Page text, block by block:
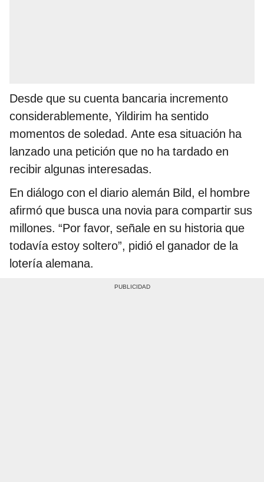
Desde que su cuenta bancaria incremento
considerablemente, Yildirim ha sentido
momentos de soledad. Ante esa situación ha
lanzado una petición que no ha tardado en
recibir algunas interesadas.
En diálogo con el diario alemán Bild, el hombre
afirmó que busca una novia para compartir sus
millones. “Por favor, señale en su historia que
todavía estoy soltero”, pidió el ganador de la
lotería alemana.